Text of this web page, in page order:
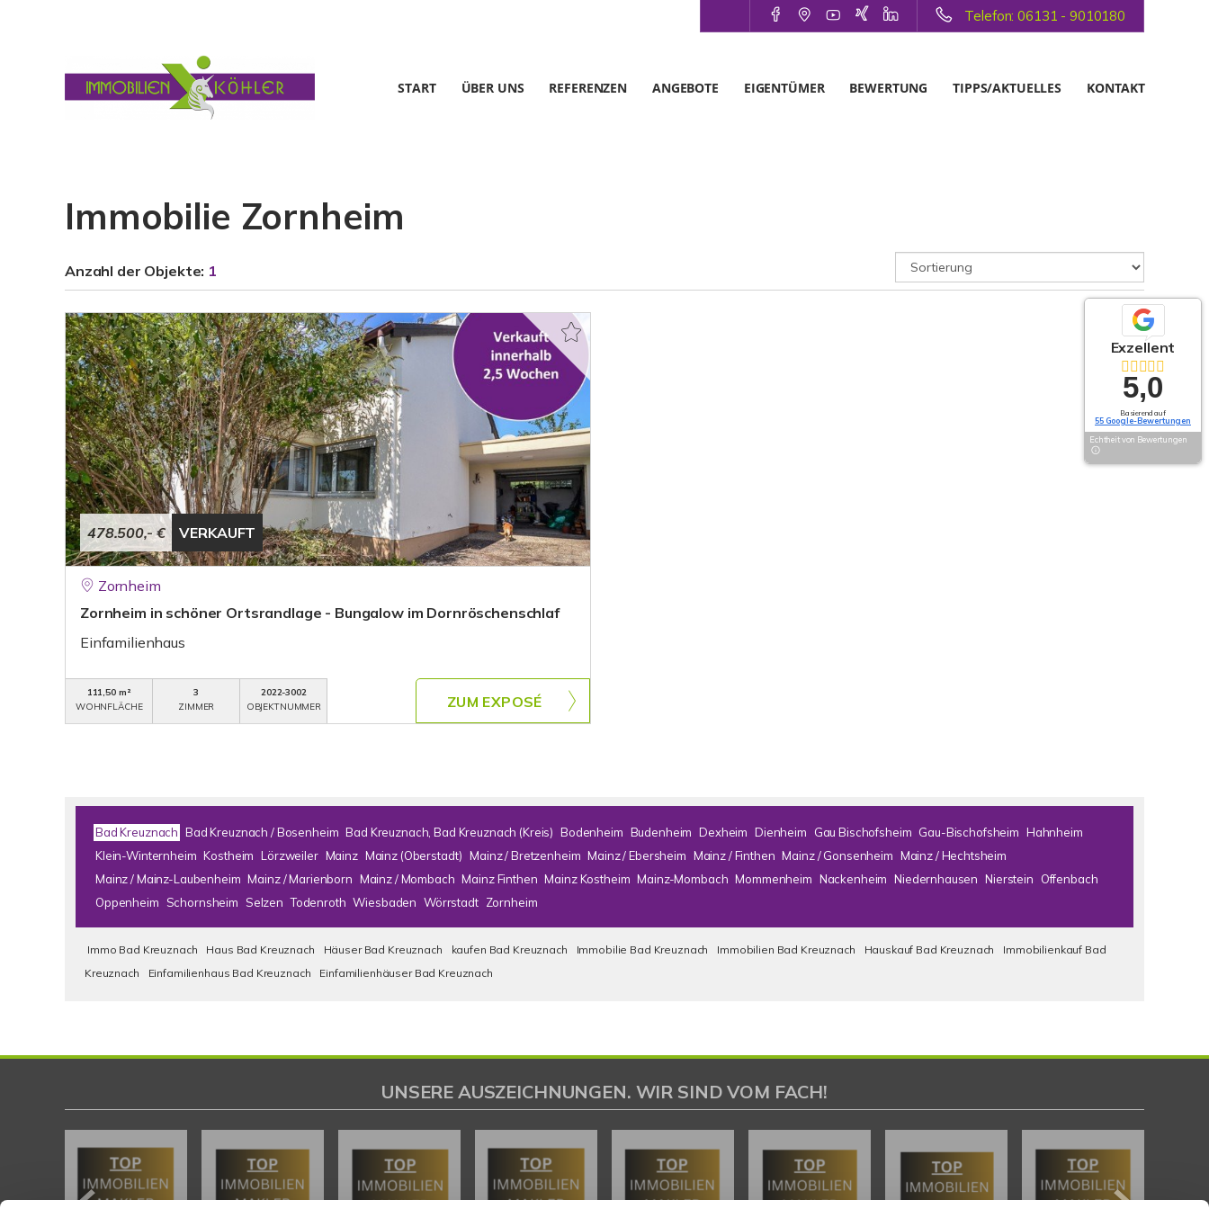
Telefon: 06131 - 9010180
START ÜBER UNS REFERENZEN ANGEBOTE EIGENTÜMER BEWERTUNG TIPPS/AKTUELLES KONTAKT
Immobilie Zornheim
Anzahl der Objekte: 1
478.500,- € VERKAUFT
Zornheim
Zornheim in schöner Ortsrandlage - Bungalow im Dornröschenschlaf
Einfamilienhaus
111,50 m²
WOHNFLÄCHE
3
ZIMMER
2022-3002
OBJEKTNUMMER
ZUM EXPOSÉ
Bad Kreuznach Bad Kreuznach / Bosenheim Bad Kreuznach, Bad Kreuznach (Kreis) Bodenheim Budenheim Dexheim Dienheim Gau Bischofsheim Gau-Bischofsheim Hahnheim
Klein-Winternheim Kostheim Lörzweiler Mainz Mainz (Oberstadt) Mainz / Bretzenheim Mainz / Ebersheim Mainz / Finthen Mainz / Gonsenheim Mainz / Hechtsheim
Mainz / Mainz-Laubenheim Mainz / Marienborn Mainz / Mombach Mainz Finthen Mainz Kostheim Mainz-Mombach Mommenheim Nackenheim Niedernhausen Nierstein
Offenbach
Oppenheim
Schornsheim Selzen Todenroth Wiesbaden Wörrstadt Zornheim
Immo Bad Kreuznach Haus Bad Kreuznach Häuser Bad Kreuznach kaufen Bad Kreuznach Immobilie Bad Kreuznach Immobilien Bad Kreuznach Hauskauf Bad Kreuznach
Immobilienkauf Bad
Kreuznach
Einfamilienhaus Bad Kreuznach Einfamilienhäuser Bad Kreuznach
Exzellent
5,0
Basierend auf
55 Google-Bewertungen
Echtheit von Bewertungen
UNSERE AUSZEICHNUNGEN. WIR SIND VOM FACH!